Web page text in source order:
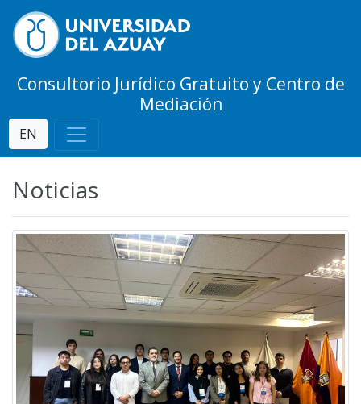
Consultorio Jurídico Gratuito y Centro de
Mediación
EN
Noticias